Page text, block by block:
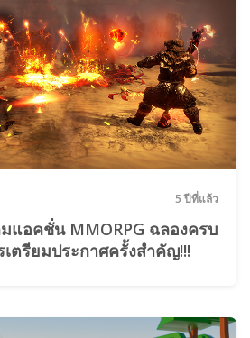
5 ปีที่แล้ว
แอคชั่น MMORPG ฉลองครบ
ตรียมประกาศครั้งสำคัญ!!!